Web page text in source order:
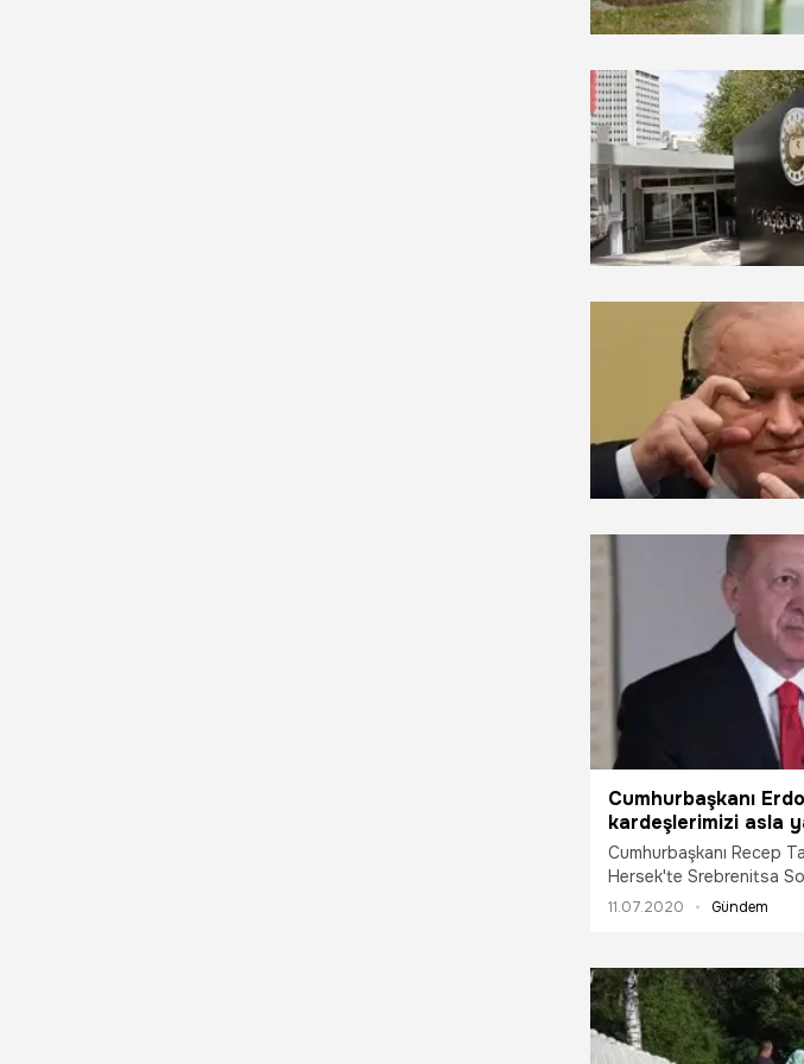
Cumhurbaşkanı
kardeşlerimizi asla
bırakmayacağız
Cumhurbaşkanı Recep
Hersek'te Srebrenitsa
dolayısıyla bugün
11.07.2020 Gündem